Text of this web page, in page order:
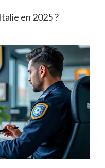
en 2025 ?